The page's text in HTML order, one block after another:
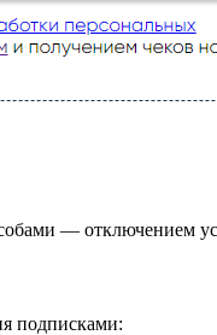
— отключением
подписками: